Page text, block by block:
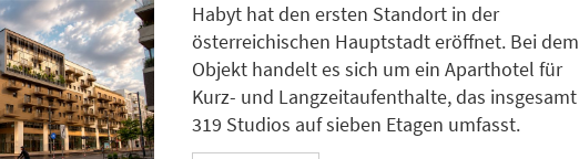
Habyt hat den ersten Standort in der
österreichischen Hauptstadt eröffnet. Bei dem
Objekt handelt es sich um ein Aparthotel für
Kurz- und Langzeitaufenthalte, das insgesamt
319 Studios auf sieben Etagen umfasst.